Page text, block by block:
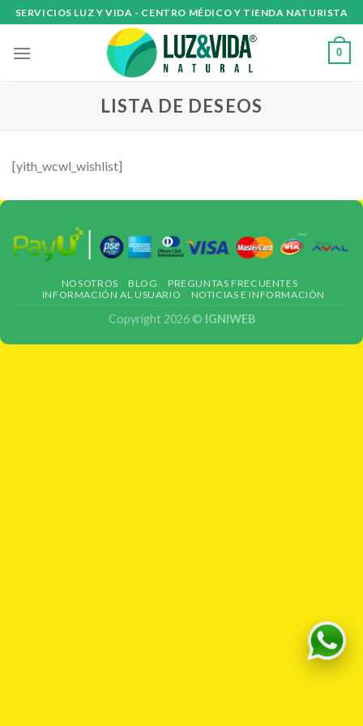
Skip
to
content
SERVICIOS LUZ Y VIDA - CENTRO MÉDICO Y TIENDA NATURISTA
0
LISTA DE DESEOS
[yith_wcwl_wishlist]
NOSOTROS BLOG
PREGUNTAS FRECUENTES
INFORMACIÓN AL USUARIO
NOTICIAS E INFORMACIÓN
Copyright 2026 © IGNIWEB